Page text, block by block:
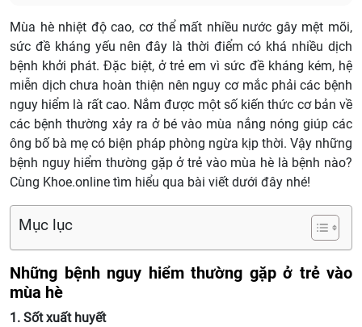
Mùa hè nhiệt độ cao, cơ thể mất nhiều nước gây mệt mõi,
sức đề kháng yếu nên đây là thời điểm có khá nhiều dịch
bệnh khởi phát. Đặc biệt, ở trẻ em vì sức đề kháng kém, hệ
miễn dịch chưa hoàn thiện nên nguy cơ mắc phải các bệnh
nguy hiểm là rất cao. Nắm được một số kiến thức cơ bản về
các bệnh thường xảy ra ở bé vào mùa nắng nóng giúp các
ông bố bà mẹ có biện pháp phòng ngừa kịp thời. Vậy những
bệnh nguy hiểm thường gặp ở trẻ vào mùa hè là bệnh nào?
Cùng Khoe.online tìm hiểu qua bài viết dưới đây nhé!
Mục lục
Những bệnh nguy hiểm thường gặp ở trẻ vào
mùa hè
1. Sốt xuất huyết